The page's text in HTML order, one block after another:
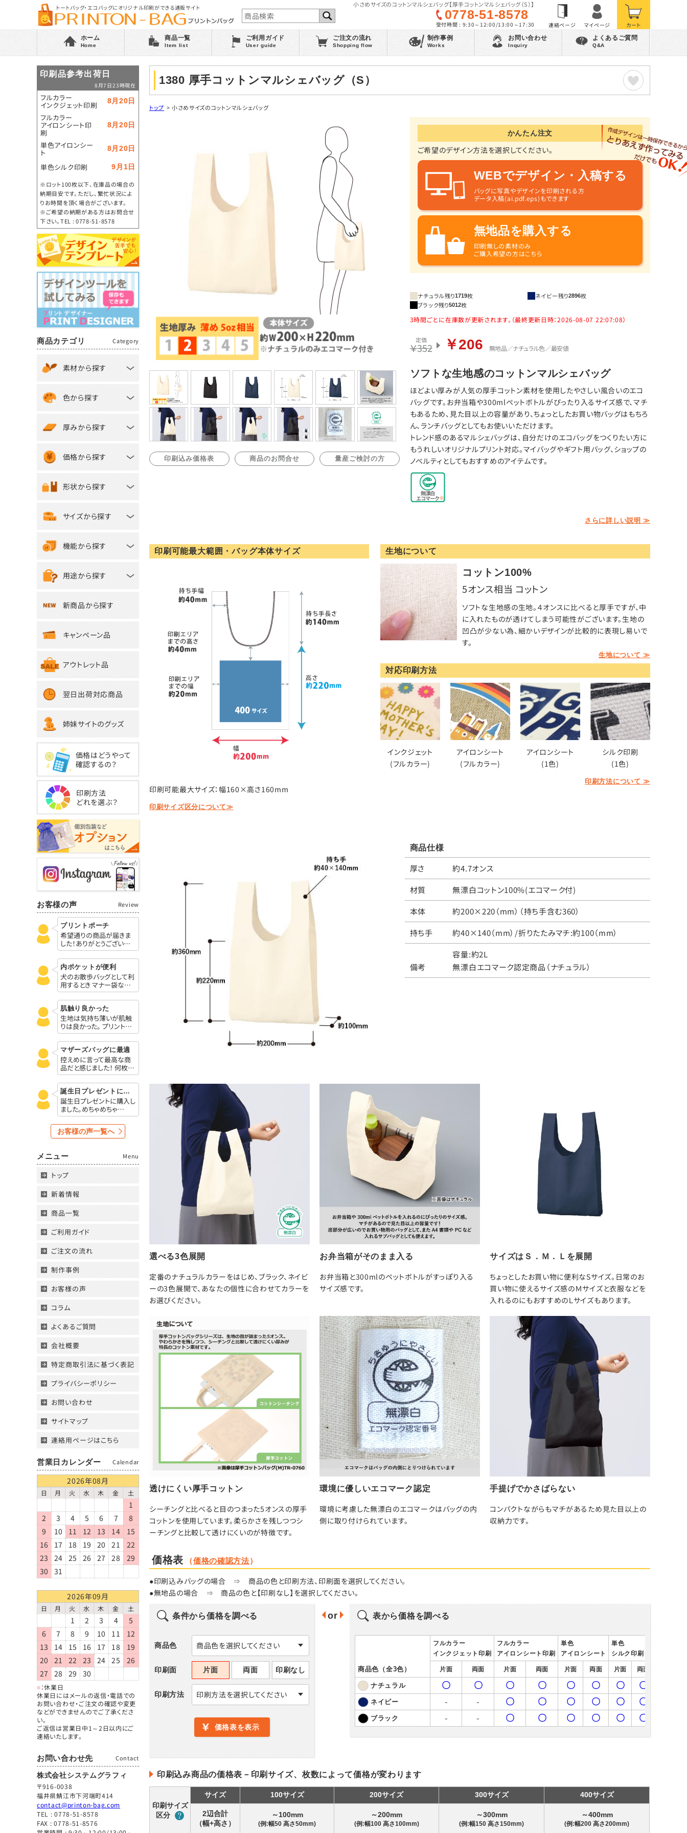
トートバッグ・エコバッグにオリジナル印刷ができる通販サイト 小さめサイズのコットンマルシェバッグ【厚手コットンマルシェバッグ（S）】
0778-51-8578
受付時間 : 9:30～12:00/13:00～17:30
ホーム
Home
商品一覧
Item list
ご利用ガイド
User guide
ご注文の流れ
Shopping flow
制作事例
Works
お問い合わせ
Inquiry
よくあるご質問
Q&A
1380 厚手コットンマルシェバッグ（S）
トップ > 小さめサイズのコットンマルシェバッグ
印刷込み価格表 商品のお問合せ 量産ご検討の方
かんたん注文
ご希望のデザイン方法を選択してください。
WEBでデザイン・入稿する
バッグに写真やデザインを印刷される方
データ入稿(ai.pdf.eps)もできます
無地品を購入する
印刷無しの素材のみ
ご購入希望の方はこちら
ナチュラル残り1719枚 ネイビー残り2896枚
ブラック残り5012枚
3時間ごとに在庫数が更新されます。（最終更新日時：2026-08-07 22:07:08）
定価
￥352 ￥206 無地品／ナチュラル色／最安値
ソフトな生地感のコットンマルシェバッグ
ほどよい厚みが人気の厚手コットン素材を使用したやさしい風合いのエコ
バッグです。お弁当箱や300mlペットボトルがぴったり入るサイズ感で、マチ
もあるため、見た目以上の容量があり、ちょっとしたお買い物バッグはもちろ
ん、ランチバッグとしてもお使いいただけます。
トレンド感のあるマルシェバッグは、自分だけのエコバッグをつくりたい方に
もうれしいオリジナルプリント対応。マイバッグやギフト用バッグ、ショップの
ノベルティとしてもおすすめのアイテムです。
さらに詳しい説明 ≫
印刷可能最大範囲・バッグ本体サイズ
印刷可能最大サイズ：幅160×高さ160mm
印刷サイズ区分について≫
生地について
コットン100%
5オンス相当 コットン
ソフトな生地感の生地。４オンスに比べると厚手ですが、中
に入れたものが透けてしまう可能性がございます。生地の
凹凸が少ない為、細かいデザインが比較的に表現し易いで
す。
生地について ≫
対応印刷方法
インクジェット
(フルカラー)
アイロンシート
(フルカラー)
アイロンシート
(1色)
シルク印刷
(1色)
印刷方法について ≫
商品仕様
厚さ
約4.7オンス
材質
無漂白コットン100%(エコマーク付)
本体
約200×220（mm）（持ち手含む360）
持ち手
約40×140（mm）/折りたたみマチ:約100（mm）
備考
容量:約2L
無漂白エコマーク認定商品（ナチュラル）
選べる3色展開
定番のナチュラルカラーをはじめ、ブラック、ネイビ
ーの3色展開で、あなたの個性に合わせてカラーを
お選びください。
お弁当箱がそのまま入る
お弁当箱と300mlのペットボトルがすっぽり入る
サイズ感です。
サイズはＳ．Ｍ．Ｌを展開
ちょっとしたお買い物に便利なSサイズ。日常のお
買い物に使えるサイズ感のＭサイズと衣服などを
入れるのにもおすすめのＬサイズもあります。
透けにくい厚手コットン
シーチングと比べると目のつまった5オンスの厚手
コットンを使用しています。柔らかさを残しつつシ
ーチングと比較して透けにくいのが特徴です。
環境に優しいエコマーク認定
環境に考慮した無漂白のエコマークはバッグの内
側に取り付けられています。
手提げでかさばらない
コンパクトながらもマチがあるため見た目以上の
収納力です。
価格表 （価格の確認方法）
●印刷込みバッグの場合 ⇒
商品の色と印刷方法、印刷面を選択してください。
●無地品の場合
⇒ 商品の色と【印刷なし】を選択してください。
条件から価格を調べる
商品色 商品色を選択してください
印刷面 片面 両面 印刷なし
印刷方法 印刷方法を選択してください
価格表を表示
or 表から価格を調べる
フルカラー
インクジェット印刷
フルカラー
アイロンシート印刷
単色
アイロンシート
単色
シルク印刷
商品色（全3色） 片面 両面 片面 両面 片面 両面 片面 両面
ナチュラル 〇 〇 〇 〇 〇 〇 〇 〇
ネイビー - - 〇 〇 〇 〇 〇 〇
ブラック - - 〇 〇 〇 〇 〇 〇
印刷込み商品の価格表－印刷サイズ、枚数によって価格が変わります
印刷サイズ
区分
サイズ
2辺合計
（幅+高さ）
100サイズ 200サイズ 300サイズ 400サイズ
～100mm
(例:幅50 高さ50mm)
～200mm
(例:幅100 高さ100mm)
～300mm
(例:幅150 高さ150mm)
～400mm
(例:幅200 高さ200mm)
印刷品参考出荷日
8月7日23時現在
フルカラー
インクジェット印刷 8月20日
フルカラー
アイロンシート印
刷
8月20日
単色アイロンシー
ト 8月20日
単色シルク印刷 9月1日
※ロット100枚以下、在庫品の場合の
納期目安です。ただし、繁忙状況によ
りお時間を頂く場合がございます。
※ご希望の納期がある方はお問合せ
下さい。TEL : 0778-51-8578
商品カテゴリ Category
素材から探す
色から探す
厚みから探す
価格から探す
形状から探す
サイズから探す
機能から探す
用途から探す
新商品から探す
キャンペーン品
アウトレット品
翌日出荷対応商品
姉妹サイトのグッズ
価格はどうやって
確認するの？
印刷方法
どれを選ぶ？
お客様の声 Review
プリントポーチ
希望通りの商品が届きま
した！ありがとうござい…
内ポケットが便利
犬のお散歩バッグとして利
用するとき マナー袋な…
肌触り良かった
生地は気持ち薄いが肌触
りは良かった。 プリント…
マザーズバッグに最適
控えめに言って最高な商
品だと感じました！ 何枚…
誕生日プレゼントに購入しました。
誕生日プレゼントに購入し
ました。めちゃめちゃ…
お客様の声一覧へ
メニュー Menu
トップ
新着情報
商品一覧
ご利用ガイド
ご注文の流れ
制作事例
お客様の声
コラム
よくあるご質問
会社概要
特定商取引法に基づく表記
プライバシーポリシー
お問い合わせ
サイトマップ
連絡用ページはこちら
営業日カレンダー Calendar
2026年08月
日 月 火 水 木 金 土
1
2
3 4 5 6 7
8
9
10 11 12 13 14
15
16
17 18 19 20 21
22
23
24 25 26 27 28
29
30
31
2026年09月
日 月 火 水 木 金 土
1 2 3 4
5
6
7 8 9 10 11
12
13
14 15 16 17 18
19
20
21 22 23 24 25
26
27
28 29 30
■：休業日
休業日にはメールの返信・電話での
お問い合わせ・ご注文の確認や変更
などができませんのでご了承くださ
い。
ご返信は営業日中1～2日以内にご
連絡いたします。
お問い合わせ先 Contact
株式会社システムグラフィ
〒916-0038
福井県鯖江市下河端町414
contact@printon-bag.com
TEL :0778-51-8578
FAX : 0778-51-8576